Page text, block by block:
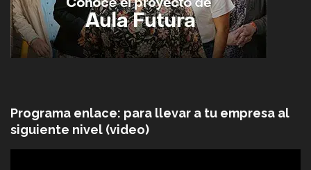
Programa enlace: para llevar a tu empresa al
siguiente nivel (video)